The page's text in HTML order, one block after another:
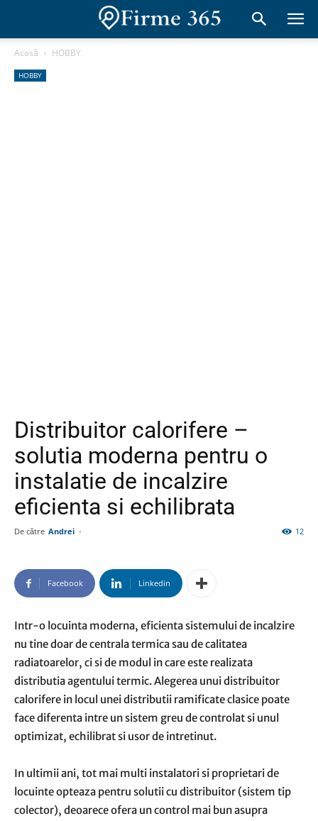
Acasă HOBBY
HOBBY
Distribuitor calorifere –
solutia moderna pentru o
instalatie de incalzire
eficienta si echilibrata
De către Andrei - 12
Facebook Linkedin
Intr-o locuinta moderna, eficienta sistemului de incalzire
nu tine doar de centrala termica sau de calitatea
radiatoarelor, ci si de modul in care este realizata
distributia agentului termic. Alegerea unui distribuitor
calorifere in locul unei distributii ramificate clasice poate
face diferenta intre un sistem greu de controlat si unul
optimizat, echilibrat si usor de intretinut.
In ultimii ani, tot mai multi instalatori si proprietari de
locuinte opteaza pentru solutii cu distribuitor (sistem tip
colector), deoarece ofera un control mai bun asupra